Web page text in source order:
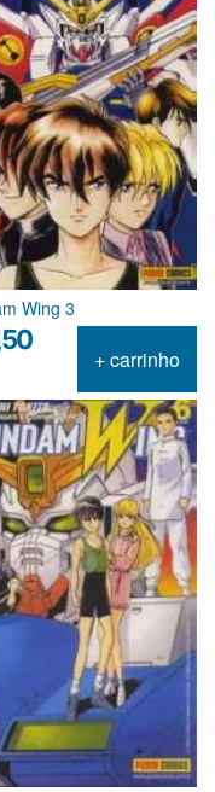
Wing 3
+ carrinho